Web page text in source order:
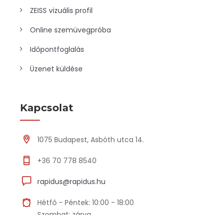
ZEISS vizuális profil
Online szemüvegpróba
Időpontfoglalás
Üzenet küldése
Kapcsolat
1075 Budapest, Asbóth utca 14.
+36 70 778 8540
rapidus@rapidus.hu
Hétfő - Péntek: 10:00 - 18:00